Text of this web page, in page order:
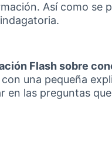
Así como se
Flash sobre
una pequeña
en las preguntas